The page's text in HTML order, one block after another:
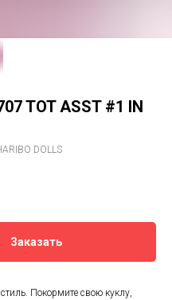
TOT ASST #1 IN
DOLLS
Заказать
Покормите свою куклу,